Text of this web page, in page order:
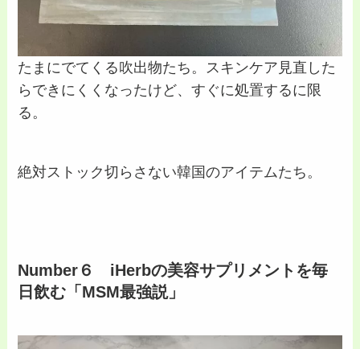
たまにでてくる吹出物たち。スキンケア見直した
らできにくくなったけど、すぐに処置するに限
る。
絶対ストック切らさない韓国のアイテムたち。
Number６ iHerbの美容サプリメントを毎
日飲む「MSM最強説」